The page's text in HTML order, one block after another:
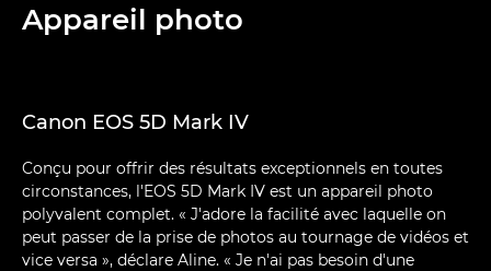
Appareil photo
Canon EOS 5D Mark IV
Conçu pour offrir des résultats exceptionnels en toutes
circonstances, l'EOS 5D Mark IV est un appareil photo
polyvalent complet. « J'adore la facilité avec laquelle on
peut passer de la prise de photos au tournage de vidéos et
vice versa », déclare Aline. « Je n'ai pas besoin d'une